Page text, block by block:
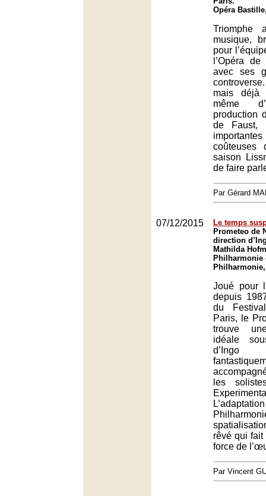
Opéra
Triomphe
musique,
pour
l’Opéra
avec ses
mais déjà
même
production
de Faust,
coûteuses
saison
de faire
Par Gérard
07/12/2015
Le temps
Prometeo de
direction
Mathilda
Philharmonie
Joué pour
depuis
du
Paris, le
trouve
idéale
d’Ingo
les
rêvé qui fait
force de
Par Vincent